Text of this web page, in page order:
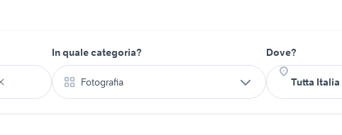
In quale categoria?
Fotografia
Dove?